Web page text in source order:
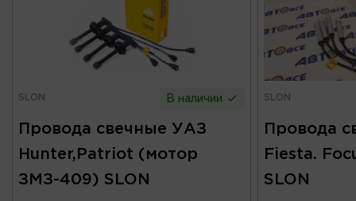
SLON В наличии
Провода свечные УАЗ
Hunter,Patriot (мотор
ЗМЗ-409) SLON
SLON
Провода
Fiesta.
SLON